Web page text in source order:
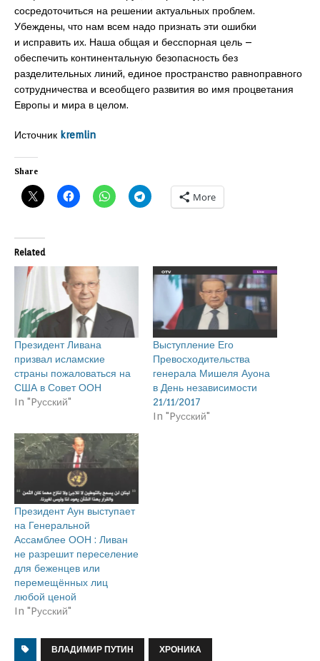
сосредоточиться на решении актуаль­ных проблем.
Убеждены, что нам всем надо признать эти ошибки
и исправить их. Наша общая и бесспорная цель –
обеспечить континентальную безопасность без
разделительных линий, единое пространство равноправного
сотрудничества и всеобщего развития во имя процветания
Европы и мира в целом.
Источник kremlin
Share
More
Related
Президент Ливана
призвал исламские
страны пожаловаться на
США в Совет ООН
In "Pусский"
Выступление Его
Превосходительства
генерала Мишеля Ауона
в День независимости
21/11/2017
In "Pусский"
Президент Аун выступает
на Генеральной
Ассамблее ООН : Ливан
не разрешит переселение
для беженцев или
перемещённых лиц
любой ценой
In "Pусский"
ВЛАДИМИР ПУТИН ХРОНИКА